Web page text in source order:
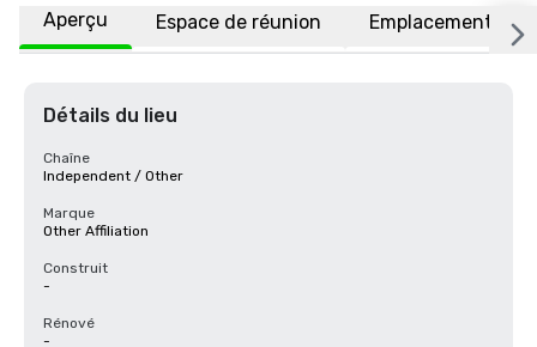
Aperçu Espace de réunion Emplacement
Détails du lieu
Chaîne
Independent / Other
Marque
Other Affiliation
Construit
-
Rénové
-